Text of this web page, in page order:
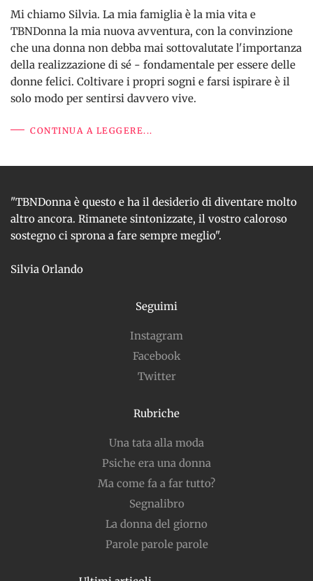
Mi chiamo Silvia. La mia famiglia è la mia vita e
TBNDonna la mia nuova avventura, con la convinzione
che una donna non debba mai sottovalutate l'importanza
della realizzazione di sé - fondamentale per essere delle
donne felici. Coltivare i propri sogni e farsi ispirare è il
solo modo per sentirsi davvero vive.
CONTINUA A LEGGERE...
"TBNDonna è questo e ha il desiderio di diventare molto
altro ancora. Rimanete sintonizzate, il vostro caloroso
sostegno ci sprona a fare sempre meglio".
Silvia Orlando
Seguimi
Instagram
Facebook
Twitter
Rubriche
Una tata alla moda
Psiche era una donna
Ma come fa a far tutto?
Segnalibro
La donna del giorno
Parole parole parole